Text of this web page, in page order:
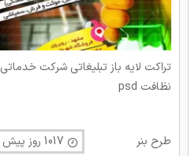
تراکت لایه باز تبلیغاتی شرکت خدماتی
نظافت psd
طرح بنر